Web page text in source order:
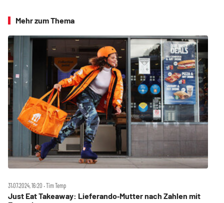
Mehr zum Thema
31.07.2024, 16:20 ‧ Tim Temp
Just Eat Takeaway: Lieferando‑Mutter nach Zahlen mit